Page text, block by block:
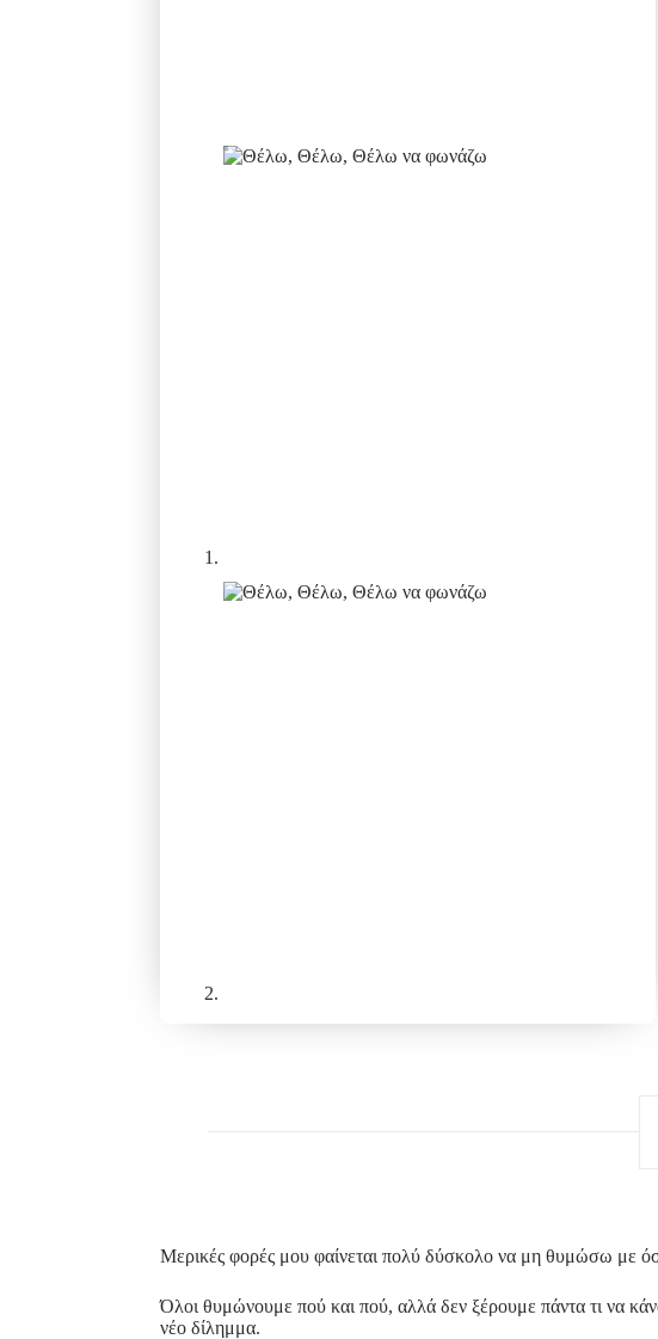
Μερικές φορές μου φαίνεται πολύ δύσκολο να μη θυμώσω με
Όλοι θυμώνουμε πού και πού, αλλά δεν ξέρουμε πάντα τι να
νέο δίλημμα.